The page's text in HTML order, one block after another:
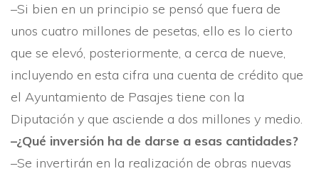
–Si bien en un principio se pensó que fuera de
unos cuatro millones de pesetas, ello es lo cierto
que se elevó, posteriormente, a cerca de nueve,
incluyendo en esta cifra una cuenta de crédito que
el Ayuntamiento de Pasajes tiene con la
Diputación y que asciende a dos millones y medio.
–¿Qué inversión ha de darse a esas cantidades?
–Se invertirán en la realización de obras nuevas